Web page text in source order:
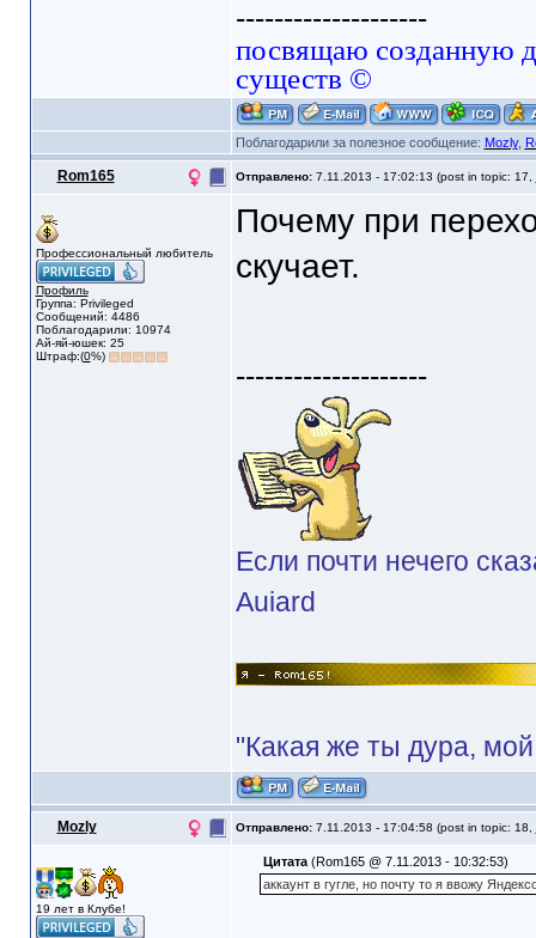
--------------------
посвящаю созданную
существ ©
Поблагодарили за полезное сообщение: Mozly,
Rom165 Отправлено: 7.11.2013 - 17:02:13 (post in topic: 17,
Профессиональный любитель
Профиль
Группа: Privileged
Сообщений: 4486
Поблагодарили: 10974
Ай-яй-юшек: 25
Штраф:(0%)
Почему при
скучает.
--------------------
Если почти нечего
Auiard
"Какая же ты дура,
Mozly Отправлено: 7.11.2013 - 17:04:58 (post in topic: 18,
19 лет в Клубе!
Цитата(Rom165 @ 7.11.2013 - 10:32:53)
аккаунт в гугле, но почту то я ввожу